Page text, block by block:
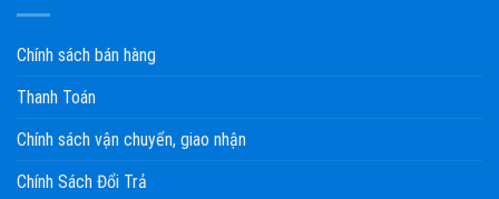
Chính sách bán hàng
Thanh Toán
Chính sách vận chuyển, giao nhận
Chính Sách Đổi Trả